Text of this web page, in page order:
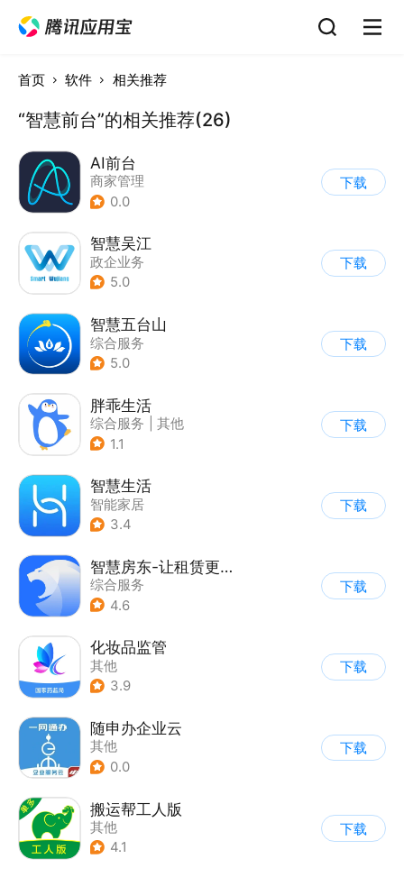
首页 软件 相关推荐
“智慧前台”的相关推荐(26)
AI前台
商家管理
0.0
下载
智慧吴江
政企业务
5.0
下载
智慧五台山
综合服务
5.0
下载
胖乖生活
综合服务
其他
1.1
下载
智慧生活
智能家居
3.4
下载
智慧房东-让租赁更智能化
综合服务
4.6
下载
化妆品监管
其他
3.9
下载
随申办企业云
其他
0.0
下载
搬运帮工人版
其他
4.1
下载